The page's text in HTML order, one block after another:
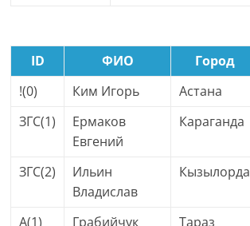
ID ФИО Город
!(0)
Ким Игорь Астана
ЗГС(1)
Ермаков
Евгений
Караганда
ЗГС(2)
Ильин
Владислав
Кызылорда
A(1)
Грабийчук
Тараз